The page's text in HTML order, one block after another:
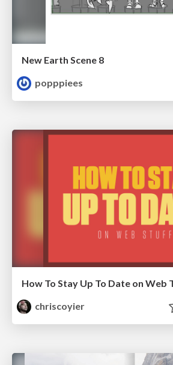
New Earth Scene 8
popppiees
How To Stay Up To Date on Web
chriscoyier